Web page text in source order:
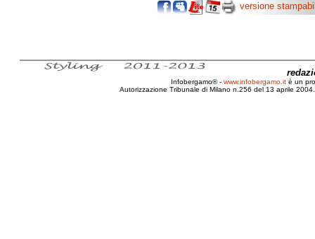
versione
Infobergamo® - www.infobergamo.it è un
Autorizzazione Tribunale di Milano n.256 del 13 aprile